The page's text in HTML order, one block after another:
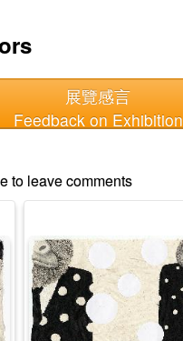
展覽感言
Feedback on Exhibition
to leave comments